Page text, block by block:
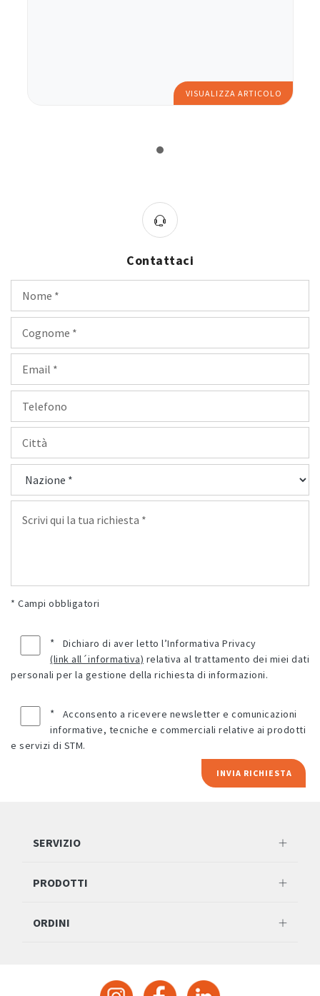
VISUALIZZA ARTICOLO
Contattaci
* Campi obbligatori
*
Dichiaro di aver letto l’Informativa Privacy
(link all´informativa)
personali per la gestione della richiesta di informazioni.
*
informative, tecniche e commerciali relative ai prodotti
e servizi di STM.
INVIA RICHIESTA
SERVIZIO
PRODOTTI
ORDINI